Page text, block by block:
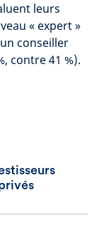
leurs
« expert »
conseiller
contre 41 %).